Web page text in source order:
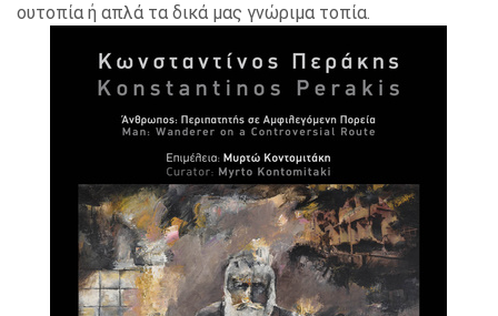
ουτοπία ή απλά τα δικά μας γνώριμα τοπία.